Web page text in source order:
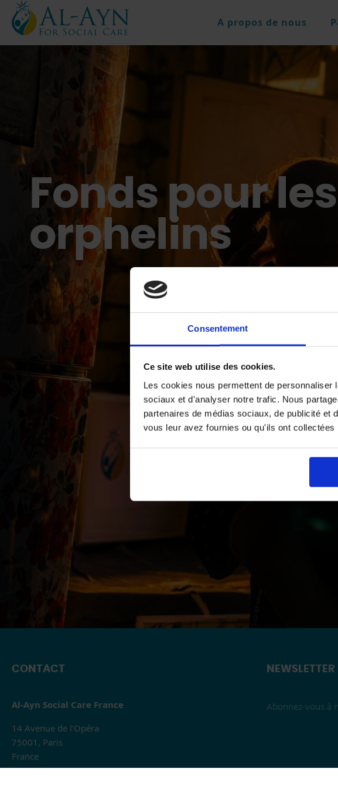
Consentement
Ce site web utilise des cookies.
Les cookies nous permettent de
sociaux et d'analyser notre trafic. Nous
partenaires de médias sociaux, de publicité et
vous leur avez fournies ou qu'ils ont
A propos de nous
Fonds pour les
orphelins
CONTACT
Al-Ayn Social Care France
14 Avenue de l’Opéra
75001, Paris
France
NEWSLETTER
Abonnez-vous à